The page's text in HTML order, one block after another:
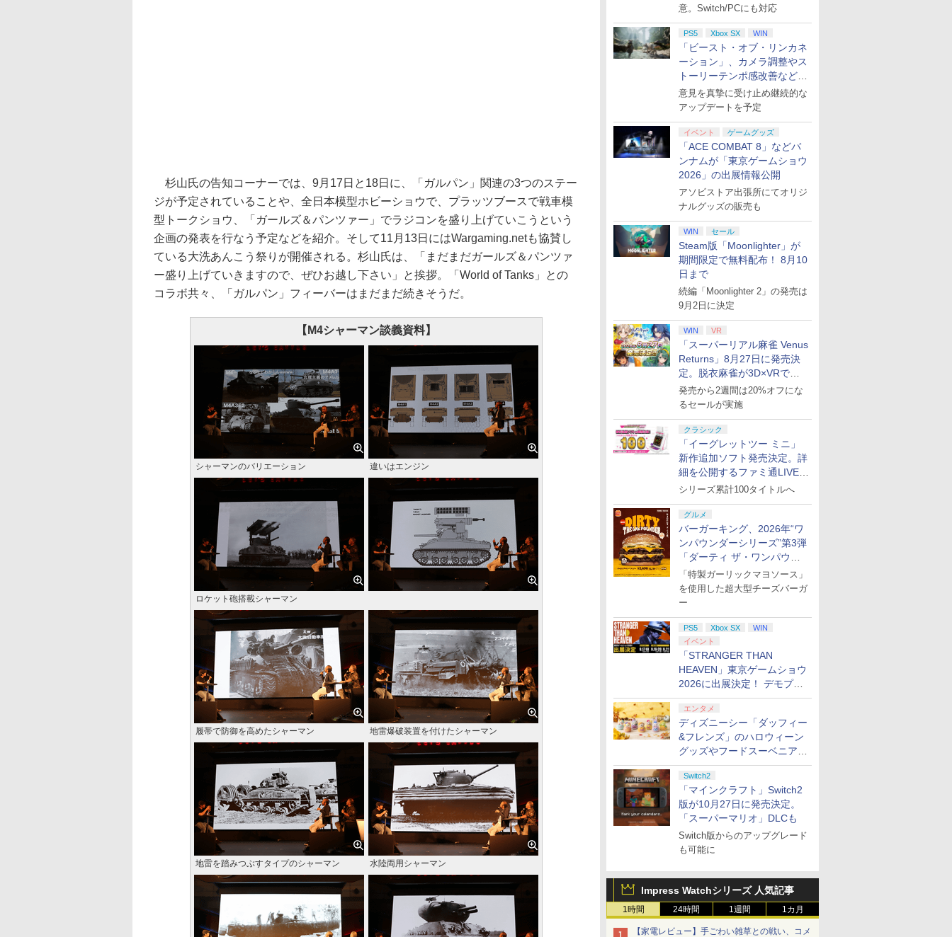
意。Switch/PCにも対応
PS5 Xbox SX WIN
「ビースト・オブ・リンカネ
ーション」、カメラ調整やス
トーリーテンポ感改善などの
アプデを1週間以内に実施
意見を真摯に受け止め継続的な
アップデートを予定
イベント ゲームグッズ
「ACE COMBAT 8」などバ
ンナムが「東京ゲームショウ
2026」の出展情報公開
アソビストア出張所にてオリジ
ナルグッズの販売も
WIN セール
Steam版「Moonlighter」が
期間限定で無料配布！ 8月10
日まで
続編「Moonlighter 2」の発売は
9月2日に決定
WIN VR
「スーパーリアル麻雀 Venus
Returns」8月27日に発売決
定。脱衣麻雀が3D×VRで復
活
発売から2週間は20%オフにな
るセールが実施
クラシック
「イーグレットツー ミニ」
新作追加ソフト発売決定。詳
細を公開するファミ通LIVEが
8月27日20時から配信
シリーズ累計100タイトルへ
グルメ
バーガーキング、2026年“ワ
ンパウンダーシリーズ”第3弾
「ダーティ ザ・ワンパウン
ダー」を8月7日発売
「特製ガーリックマヨソース」
を使用した超大型チーズバーガ
ー
PS5 Xbox SX
WIN
イベント
「STRANGER THAN
HEAVEN」東京ゲームショウ
2026に出展決定！ デモプレ
イや体験型展示も
エンタメ
ディズニーシー「ダッフィー
&フレンズ」のハロウィーン
グッズやフードスーベニアが
8月25日より発売
Switch2
「マインクラフト」Switch2
版が10月27日に発売決定。
「スーパーマリオ」DLCも
Switch版からのアップグレード
も可能に
Impress Watchシリーズ 人気記事
1時間 24時間 1週間 1カ月
【家電レビュー】手ごわい雑草との戦い、コメ
杉山氏の告知コーナーでは、9月17日と18日に、「ガルパン」関連の3つのステー
ジが予定されていることや、全日本模型ホビーショウで、プラッツブースで戦車模
型トークショウ、「ガールズ＆パンツァー」でラジコンを盛り上げていこうという
企画の発表を行なう予定などを紹介。そして11月13日にはWargaming.netも協賛し
ている大洗あんこう祭りが開催される。杉山氏は、「まだまだガールズ＆パンツァ
ー盛り上げていきますので、ぜひお越し下さい」と挨拶。「World of Tanks」との
コラボ共々、「ガルパン」フィーバーはまだまだ続きそうだ。
【M4シャーマン談義資料】
シャーマンのバリエーション 違いはエンジン
ロケット砲搭載シャーマン
履帯で防御を高めたシャーマン 地雷爆破装置を付けたシャーマン
地雷を踏みつぶすタイプのシャーマン 水陸両用シャーマン